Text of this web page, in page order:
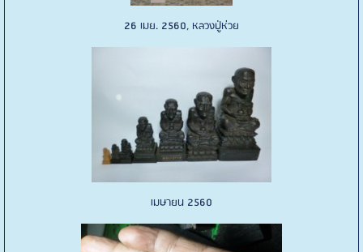
26 เมย. 2560, หลวงปู่ห่วย
เมษายน 2560